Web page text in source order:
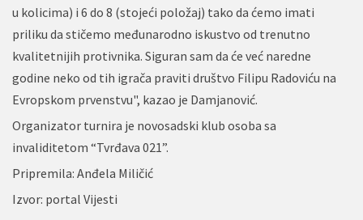
u kolicima) i 6 do 8 (stojeći položaj) tako da ćemo imati
priliku da stičemo međunarodno iskustvo od trenutno
kvalitetnijih protivnika. Siguran sam da će već naredne
godine neko od tih igrača praviti društvo Filipu Radoviću na
Evropskom prvenstvu", kazao je Damjanović.
Organizator turnira je novosadski klub osoba sa
invaliditetom “Tvrđava 021”.
Pripremila: Anđela Miličić
Izvor: portal Vijesti